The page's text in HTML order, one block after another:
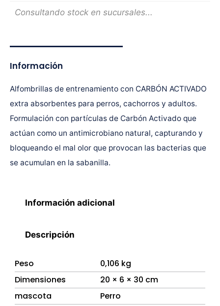
Consultando stock en sucursales...
Información
Alfombrillas de entrenamiento con CARBÓN ACTIVADO
extra absorbentes para perros, cachorros y adultos.
Formulación con partículas de Carbón Activado que
actúan como un antimicrobiano natural, capturando y
bloqueando el mal olor que provocan las bacterias que
se acumulan en la sabanilla.
Información adicional
Descripción
Peso
0,106 kg
Dimensiones
20 × 6 × 30 cm
mascota
Perro